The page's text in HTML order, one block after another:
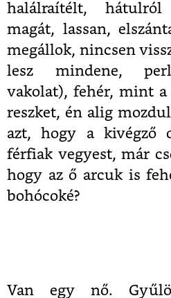
halálraítélt,
magát, lassan,
megállok, nincsen
lesz mindene,
vakolat), fehér, mint a
reszket, én alig
azt, hogy a kivégző
férfiak vegyest, már
hogy az ő arcuk is
bohócoké?
Egy
Van egy nő.